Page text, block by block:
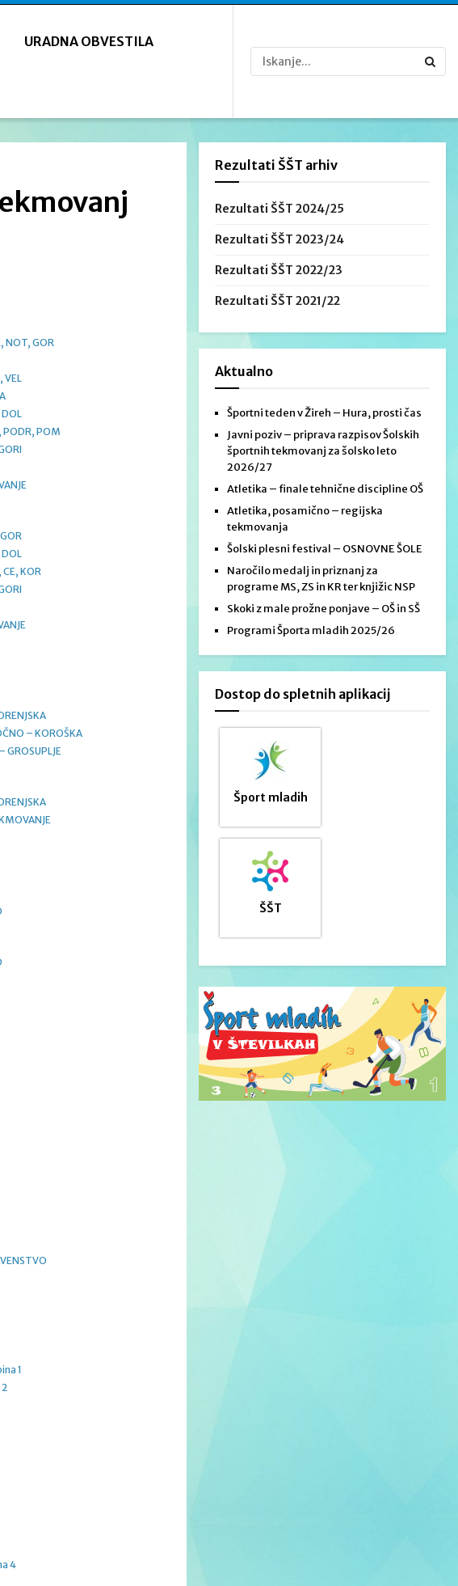
URADNA OBVESTILA
NOT, GOR
VEL
POM
KOR
– KOROŠKA
1
4
Rezultati ŠŠT arhiv
Rezultati ŠŠT 2024/25
Rezultati ŠŠT 2023/24
Rezultati ŠŠT 2022/23
Rezultati ŠŠT 2021/22
Aktualno
Športni teden v Žireh – Hura, prosti čas
Javni poziv – priprava razpisov Šolskih
športnih tekmovanj za šolsko leto
2026/27
Atletika – finale tehnične discipline OŠ
Atletika, posamično – regijska
tekmovanja
Šolski plesni festival – OSNOVNE ŠOLE
Naročilo medalj in priznanj za
programe MS, ZS in KR ter knjižic NSP
Skoki z male prožne ponjave – OŠ in SŠ
Programi Športa mladih 2025/26
Dostop do spletnih aplikacij
Šport mladih
ŠŠT